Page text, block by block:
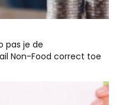
pas je de
Non-Food correct toe